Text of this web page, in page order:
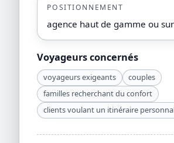
POSITIONNEMENT
agence haut de gamme ou
Voyageurs concernés
voyageurs exigeants
couples
familles recherchant du confort
clients voulant un itinéraire